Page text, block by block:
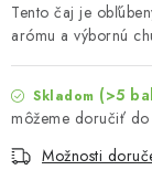
Tento čaj je
arómu a výbornú
Skladom (>5
Možnosti